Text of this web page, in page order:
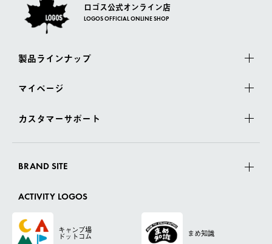
ロゴス公式オンライン店
LOGOS OFFICIAL ONLINE SHOP
製品ラインナップ
マイページ
カスタマーサポート
BRAND SITE
ACTIVITY LOGOS
キャンプ場
ドットコム まめ知識